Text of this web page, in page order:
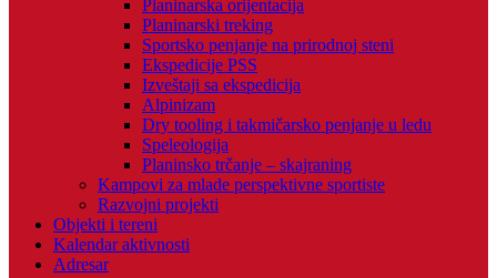
Planinarska orijentacija
Planinarski treking
Sportsko penjanje na prirodnoj steni
Ekspedicije PSS
Izveštaji sa ekspedicija
Alpinizam
Dry tooling i takmičarsko penjanje u ledu
Speleologija
Planinsko trčanje – skajraning
Kampovi za mlade perspektivne sportiste
Razvojni projekti
Objekti i tereni
Kalendar aktivnosti
Adresar